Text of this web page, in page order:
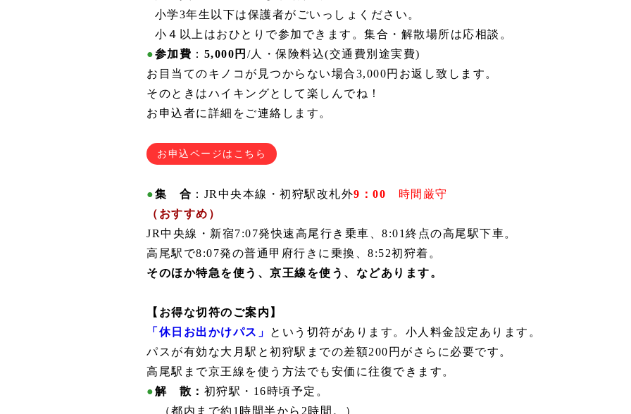
小学3年生以下は保護者がごいっしょください。
小４以上はおひとりで参加できます。集合・解散場所は応相談。
●参加費 ： 5,000円 /人・保険料込(交通費別途実費)
お目当てのキノコが見つからない場合3,000円お返し致します。
そのときはハイキングとして楽しんでね！
お申込者に詳細をご連絡します。
お申込ページはこちら
●集 合 ：JR中央本線・初狩駅改札外9 ：00 時間厳守
（おすすめ）
JR中央線・新宿7:07発快速高尾行き乗車、8:01終点の高尾駅下車。
高尾駅で8:07発の普通甲府行きに乗換、8:52初狩着。
そのほか特急を使う、京王線を使う、などあります。
【お得な切符のご案内】
「休日お出かけパス」
という切符があります。小人料金設定あります。
パスが有効な大月駅と初狩駅までの差額200円がさらに必要です。
高尾駅まで京王線を使う方法でも安価に往復できます。
●解 散： 初狩駅・16時頃予定。
（都内まで約1時間半から2時間。）